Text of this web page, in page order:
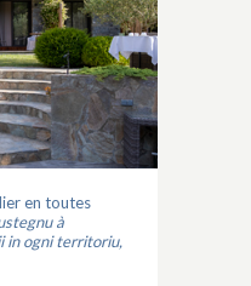
en toutes
à
in ogni territoriu,